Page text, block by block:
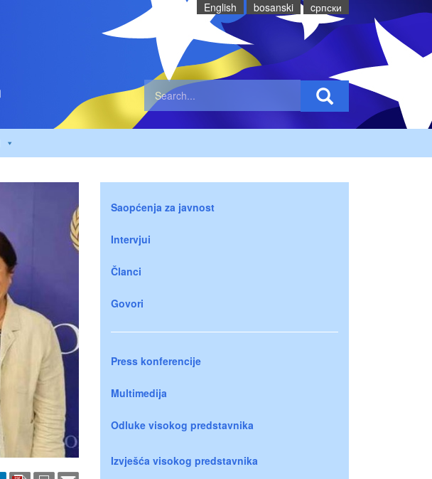
English bosanski cрпски
Saopćenja za javnost
Intervjui
Članci
Govori
Press konferencije
Multimedija
Odluke visokog predstavnika
Izvješća visokog predstavnika